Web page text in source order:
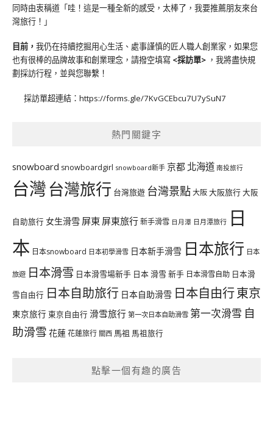
同時由衷稱道「哇！這是一種全新的感受，太棒了，我要推薦朋友來台
灣旅行！」
目前， 我仍在持續挖掘用心生活、處事謹慎的匠人職人創業家，如果您
也有很棒的品牌故事和創業理念，請撥空填寫 <採訪單> ，我將盡快規
劃採訪行程，並與您聯繫！
採訪單超連結： https://forms.gle/7KvGCEbcu7U7ySuN7
熱門關鍵字
snowboard snowboardgirl snowboard新手 京都 北海道 南投旅行
台灣台灣旅行 台灣旅遊 台灣景點大阪大阪旅行大阪
自助旅行 女生滑雪 屏東 屏東旅行新手滑雪 日月潭 日月潭旅行 日
本 日本snowboard 日本初學滑雪 日本新手滑雪 日本旅行 日本
旅遊 日本滑雪 日本滑雪場新手 日本 滑雪 新手 日本滑雪自助 日本滑
雪自由行 日本自助旅行 日本自助滑雪 日本自由行東京
東京旅行 東京自由行 滑雪旅行 第一次日本自助滑雪 第一次滑雪 自
助滑雪 花蓮花蓮旅行 關西 馬祖 馬祖旅行
點擊一個有趣的廣告